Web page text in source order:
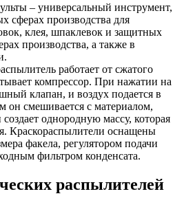
– универсальный инструмент,
сферах производства для
клея, шпаклевок и защитных
производства, а также в
работает от сжатого
компрессор. При нажатии на
клапан, и воздух подается в
он смешивается с материалом,
однородную массу, которая
Краскораспылители оснащены
факела, регулятором подачи
фильтром конденсата.
распылителей